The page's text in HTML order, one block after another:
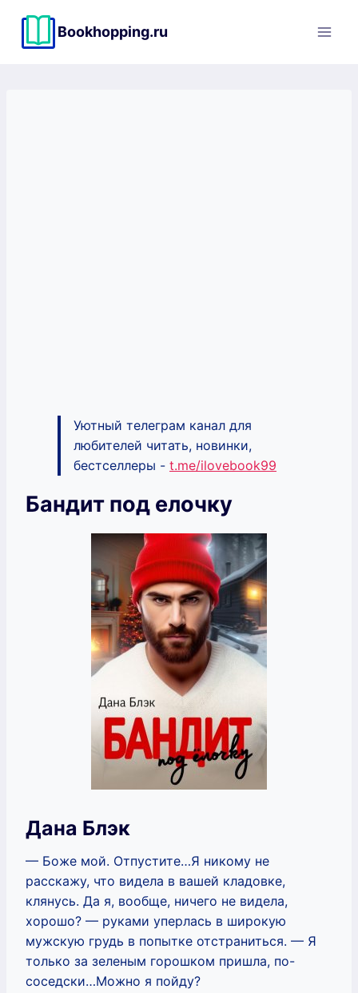
содержимому
Bookhopping.ru
Уютный телеграм канал для
любителей читать, новинки,
бестселлеры - t.me/ilovebook99
Бандит под елочку
Дана Блэк
— Боже мой. Отпустите…Я никому не
расскажу, что видела в вашей кладовке,
клянусь. Да я, вообще, ничего не видела,
хорошо? — руками уперлась в широкую
мужскую грудь в попытке отстраниться. — Я
только за зеленым горошком пришла, по-
соседски…Можно я пойду?